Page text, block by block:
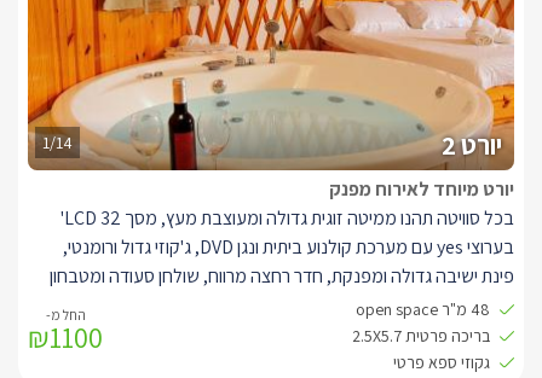
1/14 יורט 2
יורט מיוחד לאירוח מפנק
בכל סוויטה תהנו ממיטה זוגית גדולה ומעוצבת מעץ, מסך LCD 32'
בערוצי yes עם מערכת קולנוע ביתית ונגן DVD, ג'קוזי גדול ורומנטי,
פינת ישיבה גדולה ומפנקת, חדר רחצה מרווח, שולחן סעודה ומטבחון
מאובזר במלואו: מכונת אספרסו, מקרר גדול, מיקרוגל, קומקום, פלטת
שבת, פינת קפה וכלי מטבח.
במתחם גן הפרטי לכל סוויטה תיהנו ממרחב פרטי מעוצב ומטופח הגולל
48 מ"ר open space
בריכה פרטית 2.5X5.7
גקוזי ספא פרטי
₪1100